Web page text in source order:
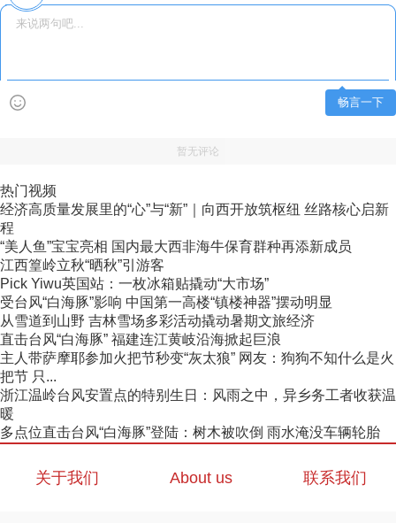
畅言一下
暂无评论
热门视频
经济高质量发展里的“心”与“新”｜向西开放筑枢纽 丝路核心启新
程
“美人鱼”宝宝亮相 国内最大西非海牛保育群种再添新成员
江西篁岭立秋“晒秋”引游客
Pick Yiwu英国站：一枚冰箱贴撬动“大市场”
受台风“白海豚”影响 中国第一高楼“镇楼神器”摆动明显
从雪道到山野 吉林雪场多彩活动撬动暑期文旅经济
直击台风“白海豚” 福建连江黄岐沿海掀起巨浪
主人带萨摩耶参加火把节秒变“灰太狼” 网友：狗狗不知什么是火
把节 只...
浙江温岭台风安置点的特别生日：风雨之中，异乡务工者收获温
暖
多点位直击台风“白海豚”登陆：树木被吹倒 雨水淹没车辆轮胎
关于我们 About us 联系我们